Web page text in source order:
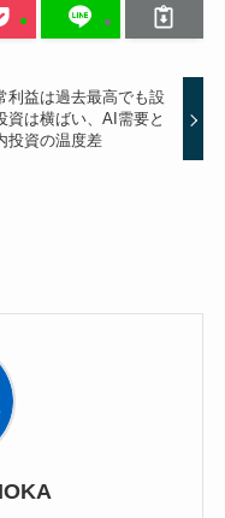
利益は過去最高でも設
資は横ばい、AI需要と
投資の温度差